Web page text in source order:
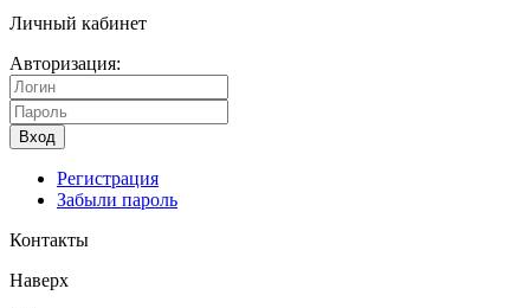
Личный кабинет
Авторизация:
Вход
Регистрация
Забыли пароль
Контакты
Наверх